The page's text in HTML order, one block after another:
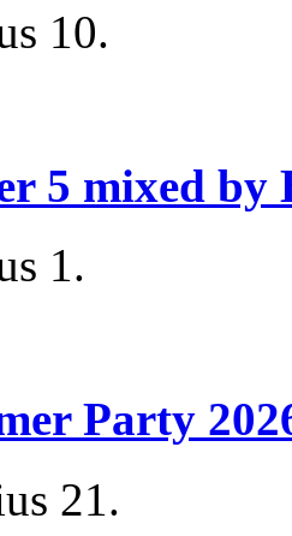
10.
5 mixed by
1.
Party
21.